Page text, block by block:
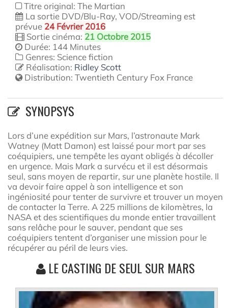
Titre original: The Martian
La sortie DVD/Blu-Ray, VOD/Streaming est
prévue 24 Février 2016
Sortie cinéma: 21 Octobre 2015
Durée: 144 Minutes
Genres: Science fiction
Réalisation: Ridley Scott
Distribution: Twentieth Century Fox France
SYNOPSYS
Lors d’une expédition sur Mars, l’astronaute Mark
Watney (Matt Damon) est laissé pour mort par ses
coéquipiers, une tempête les ayant obligés à décoller
en urgence. Mais Mark a survécu et il est désormais
seul, sans moyen de repartir, sur une planète hostile. Il
va devoir faire appel à son intelligence et son
ingéniosité pour tenter de survivre et trouver un moyen
de contacter la Terre. A 225 millions de kilomètres, la
NASA et des scientifiques du monde entier travaillent
sans relâche pour le sauver, pendant que ses
coéquipiers tentent d’organiser une mission pour le
récupérer au péril de leurs vies.
LE CASTING DE SEUL SUR MARS